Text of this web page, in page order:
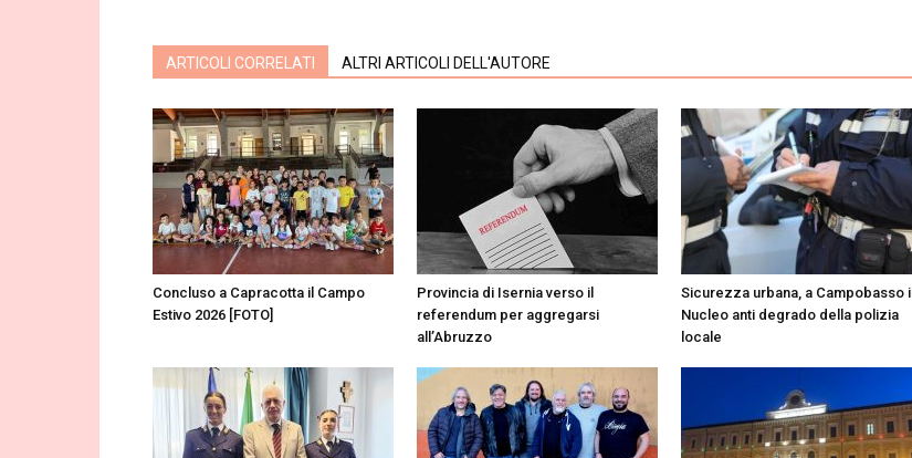
ARTICOLI CORRELATI ALTRI ARTICOLI DELL'AUTORE
Concluso a Capracotta il Campo
Estivo 2026 [FOTO]
Provincia di Isernia verso il
referendum per aggregarsi
all’Abruzzo
Sicurezza urbana, a Campobasso il
Nucleo anti degrado della polizia
locale